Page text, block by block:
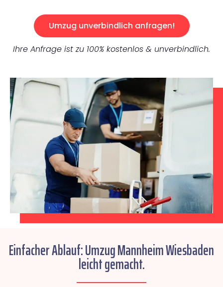
Umzug unverbindlich anfragen!
Ihre Anfrage ist zu 100% kostenlos & unverbindlich.
Einfacher Ablauf: Umzug Mannheim Wiesbaden
leicht gemacht.